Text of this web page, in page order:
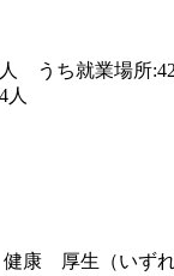
人 うち就業場所
人
康 厚生（いずれ